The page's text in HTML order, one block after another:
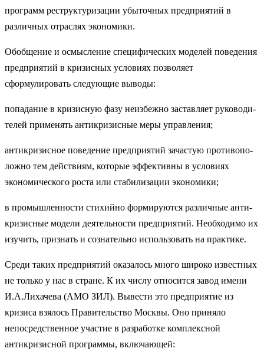
программ реструктуризации убыточных предприятий в
различных отраслях экономики.
Обобщение и осмысление специфических моделей поведения
предприятий в кризисных условиях позволяет
сформулировать сле­дующие выводы:
попадание в кризисную фазу неизбежно заставляет руководи­
телей применять антикризисные меры управления;
антикризисное поведение предприятий зачастую противопо­
ложно тем действиям, которые эффективны в условиях
экономичес­кого роста или стабилизации экономики;
в промышленности стихийно формируются различные анти­
кризисные модели деятельности предприятий. Необходимо их
изу­чить, признать и сознательно использовать на практике.
Среди таких предприятий оказалось много широко известных
не только у нас в стране. К их числу относится завод имени
И.А.Ли­хачева (АМО ЗИЛ). Вывести это предприятие из
кризиса взялось Правительство Москвы. Оно приняло
непосредственное участие в разработке комплексной
антикризисной программы, включающей: